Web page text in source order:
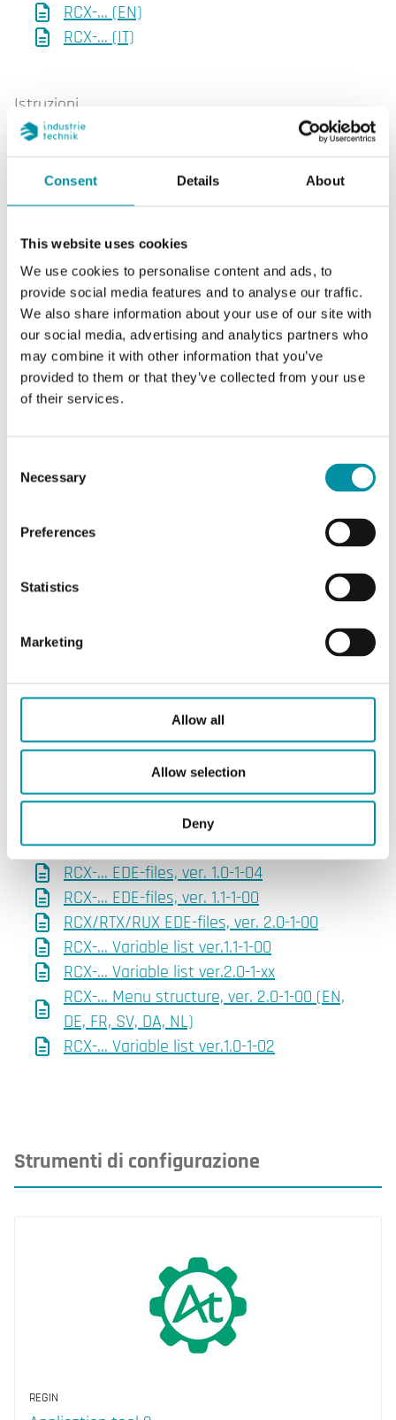
Consent Details About
This website uses cookies
We use cookies to personalise content and ads, to
provide social media features and to analyse our traffic.
We also share information about your use of our site with
our social media, advertising and analytics partners who
may combine it with other information that you’ve
provided to them or that they’ve collected from your use
of their services.
Selection
Necessary
Preferences
Statistics
Marketing
Allow all
Allow selection
Deny
RCX-... (EN)
RCX-... (IT)
Istruzioni
Manuali
RCX-... (EN)
Dichiarazioni del prodotto
RCX-…, UKCA decl. (EN)
Altra documentazione
RCX-... Menu structure, ver. 2.1-1-01 (EN,
RCX-... PICS (EN)
RCX/RTX/RUX EDE-files, ver. 2.1-1-01
Version history - RCX/RUX/RTX
Versioni precedenti
RCX-... EDE-files, ver. 1.0-1-02
RCX-... EDE-files, ver. 1.0-1-04
RCX-... EDE-files, ver. 1.1-1-00
RCX/RTX/RUX EDE-files, ver. 2.0-1-00
RCX-... Variable list ver.1.1-1-00
RCX-... Variable list ver.2.0-1-xx
RCX-... Menu structure, ver. 2.0-1-00 (EN,
DE, FR, SV, DA, NL)
RCX-... Variable list ver.1.0-1-02
Strumenti di configurazione
REGIN